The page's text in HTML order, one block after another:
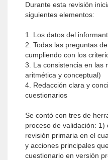
Durante esta revisión
siguientes elementos:
1. Los datos del
2. Todas las preguntas
cumpliendo con los
3. La consistencia en las
aritmética y conceptual)
4. Redacción clara y
cuestionarios
Se contó con tres de
proceso de validación:
revisión primaria en el
y acciones principales
cuestionario en versión